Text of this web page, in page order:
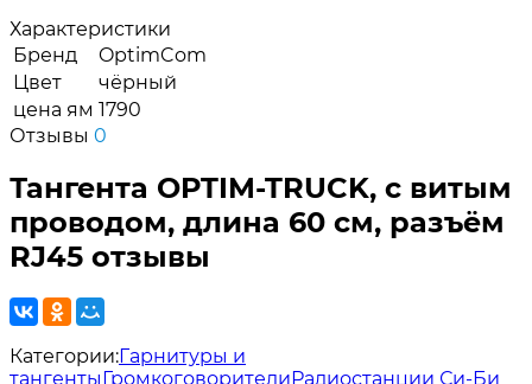
Характеристики
Бренд
OptimCom
Цвет
чёрный
цена ям 1790
Отзывы 0
Тангента OPTIM-TRUCK, с витым
проводом, длина 60 см, разъём
RJ45 отзывы
Категории:Гарнитуры и
тангентыГромкоговорителиРадиостанции Си-Би